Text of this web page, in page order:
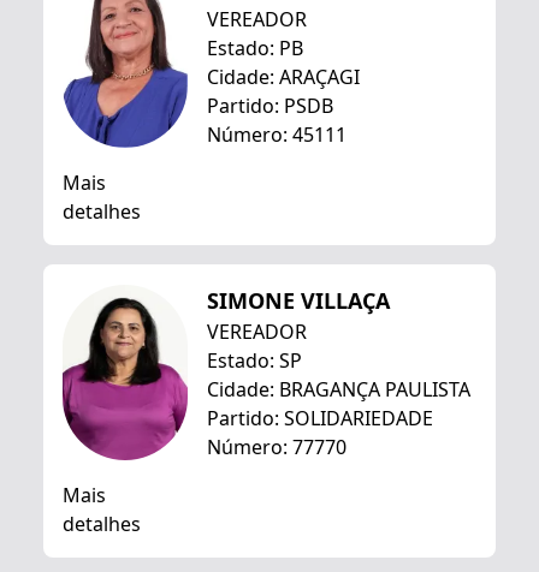
VEREADOR
Estado: PB
Cidade: ARAÇAGI
Partido: PSDB
Número: 45111
Mais
detalhes
SIMONE VILLAÇA
VEREADOR
Estado: SP
Cidade: BRAGANÇA PAULISTA
Partido: SOLIDARIEDADE
Número: 77770
Mais
detalhes